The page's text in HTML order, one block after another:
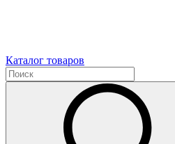
Каталог товаров